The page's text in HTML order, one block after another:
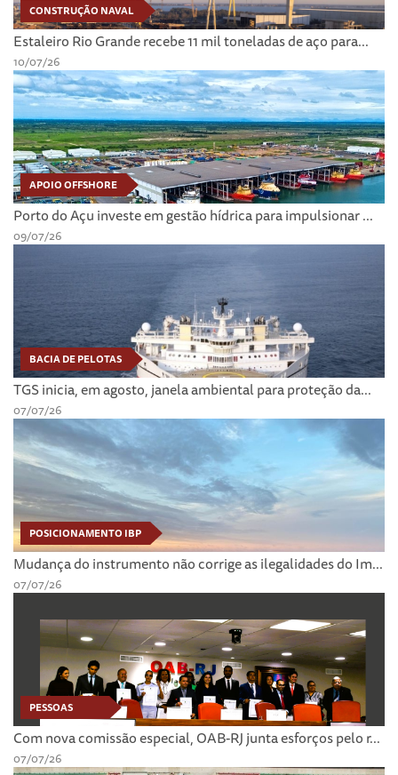
CONSTRUÇÃO NAVAL
Estaleiro Rio Grande recebe 11 mil toneladas de aço para...
10/07/26
APOIO OFFSHORE
Porto do Açu investe em gestão hídrica para impulsionar ...
09/07/26
BACIA DE PELOTAS
TGS inicia, em agosto, janela ambiental para proteção da...
07/07/26
POSICIONAMENTO IBP
Mudança do instrumento não corrige as ilegalidades do Im...
07/07/26
PESSOAS
Com nova comissão especial, OAB-RJ junta esforços pelo r...
07/07/26